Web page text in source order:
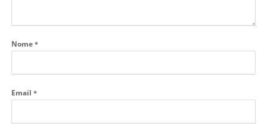
Nome *
Email *